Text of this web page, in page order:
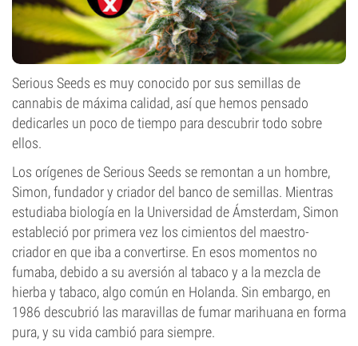
Serious Seeds es muy conocido por sus semillas de
cannabis de máxima calidad, así que hemos pensado
dedicarles un poco de tiempo para descubrir todo sobre
ellos.
Los orígenes de Serious Seeds se remontan a un hombre,
Simon, fundador y criador del banco de semillas. Mientras
estudiaba biología en la Universidad de Ámsterdam, Simon
estableció por primera vez los cimientos del maestro-
criador en que iba a convertirse. En esos momentos no
fumaba, debido a su aversión al tabaco y a la mezcla de
hierba y tabaco, algo común en Holanda. Sin embargo, en
1986 descubrió las maravillas de fumar marihuana en forma
pura, y su vida cambió para siempre.